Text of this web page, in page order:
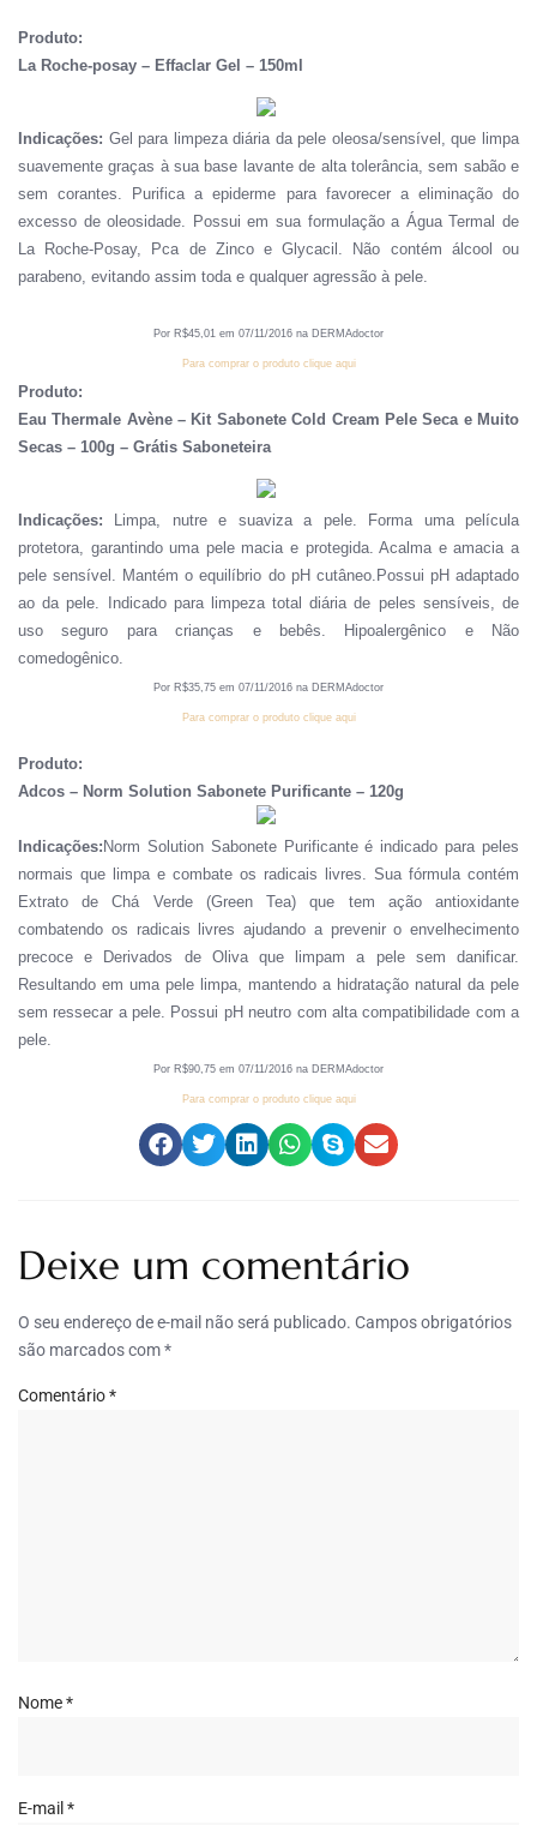
Produto:
La Roche-posay – Effaclar Gel – 150ml
Indicações: Gel para limpeza diária da pele oleosa/sensível, que limpa
suavemente graças à sua base lavante de alta tolerância, sem sabão e
sem corantes. Purifica a epiderme para favorecer a eliminação do
excesso de oleosidade. Possui em sua formulação a Água Termal de
La Roche-Posay, Pca de Zinco e Glycacil. Não contém álcool ou
parabeno, evitando assim toda e qualquer agressão à pele.
Por R$45 01 em 07/1 1 /201 6 na DERMAdoctor
Para comprar o produto clique aqui
Produto:
Eau Thermale Avène – Kit Sabonete Cold Cream Pele Seca e Muito
Secas – 100g – Grátis Saboneteira
Indicações: Limpa, nutre e suaviza a pele. Forma uma película
protetora, garantindo uma pele macia e protegida. Acalma e amacia a
pele sensível. Mantém o equilíbrio do pH cutâneo.Possui pH adaptado
ao da pele. Indicado para limpeza total diária de peles sensíveis, de
uso seguro para crianças e bebês. Hipoalergênico e Não
comedogênico.
Por R$35 75 em 07/1 1 /201 6 na DERMAdoctor
Para comprar o produto clique aqui
Produto:
Adcos – Norm Solution Sabonete Purificante – 120g
Indicações:Norm Solution Sabonete Purificante é indicado para peles
normais que limpa e combate os radicais livres. Sua fórmula contém
Extrato de Chá Verde (Green Tea) que tem ação antioxidante
combatendo os radicais livres ajudando a prevenir o envelhecimento
precoce e Derivados de Oliva que limpam a pele sem danificar.
Resultando em uma pele limpa, mantendo a hidratação natural da pele
sem ressecar a pele. Possui pH neutro com alta compatibilidade com a
pele.
Por R$90 75 em 07/1 1 /201 6 na DERMAdoctor
Para comprar o produto clique aqui
Deixe um comentário
O seu endereço de e-mail não será publicado. Campos obrigatórios
são marcados com*
Comentário*
Nome*
E-mail *